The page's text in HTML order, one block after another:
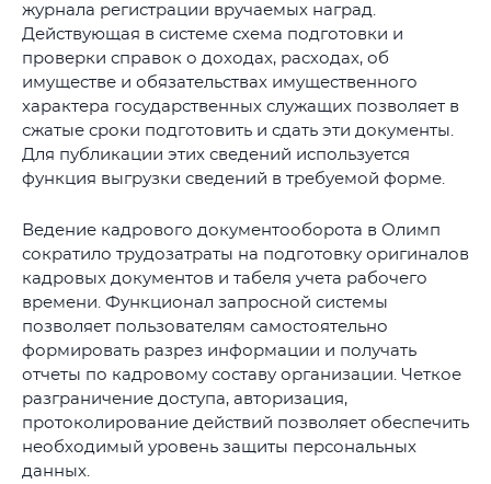
журнала регистрации вручаемых наград.
Действующая в системе схема подготовки и
проверки справок о доходах, расходах, об
имуществе и обязательствах имущественного
характера государственных служащих позволяет в
сжатые сроки подготовить и сдать эти документы.
Для публикации этих сведений используется
функция выгрузки сведений в требуемой форме.
Ведение кадрового документооборота в Олимп
сократило трудозатраты на подготовку оригиналов
кадровых документов и табеля учета рабочего
времени. Функционал запросной системы
позволяет пользователям самостоятельно
формировать разрез информации и получать
отчеты по кадровому составу организации. Четкое
разграничение доступа, авторизация,
протоколирование действий позволяет обеспечить
необходимый уровень защиты персональных
данных.